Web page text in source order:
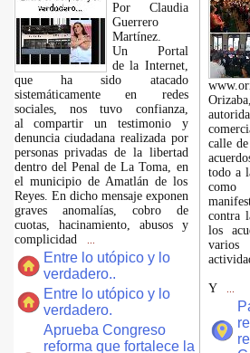
Por Claudia
Guerrero
Martínez.
​Un Portal
de la Internet,
que ha sido atacado
sistemáticamente en redes
sociales, nos tuvo confianza,
al compartir un testimonio y
denuncia ciudadana realizada por
personas privadas de la libertad
dentro del Penal de La Toma, en
el municipio de Amatlán de los
Reyes. En dicho mensaje exponen
graves anomalías, cobro de
cuotas, hacinamiento, abusos y
complicidad
Entre lo utópico y lo
verdadero..
Entre lo utópico y lo
verdadero.
Aprueba Congreso
reforma que fortalece la
calle
todo a
como
contra
los
Y